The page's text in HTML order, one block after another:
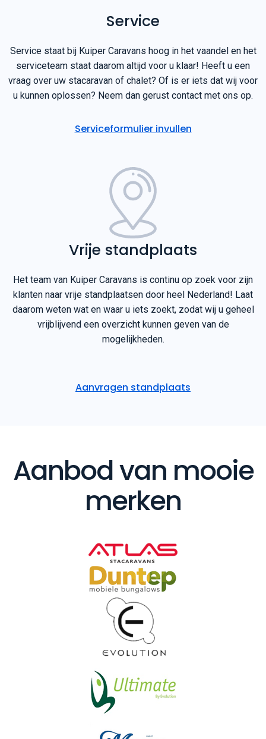
Service
Service staat bij Kuiper Caravans hoog in het vaandel en het
serviceteam staat daarom altijd voor u klaar! Heeft u een
vraag over uw stacaravan of chalet? Of is er iets dat wij voor
u kunnen oplossen? Neem dan gerust contact met ons op.
Serviceformulier invullen
Vrije standplaats
Het team van Kuiper Caravans is continu op zoek voor zijn
klanten naar vrije standplaatsen door heel Nederland! Laat
daarom weten wat en waar u iets zoekt, zodat wij u geheel
vrijblijvend een overzicht kunnen geven van de
mogelijkheden.
Aanvragen standplaats
Aanbod van mooie
merken